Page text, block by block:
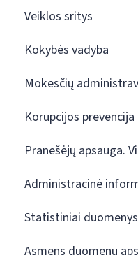
Veiklos sritys
Kokybės vadyba
Mokesčių
Korupcijos prevencija
Pranešėjų apsauga.
Administracinė
Statistiniai duomenys
Asmens duomenų